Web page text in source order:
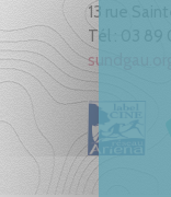
13 rue
Tél : 03 89
sundgau.org